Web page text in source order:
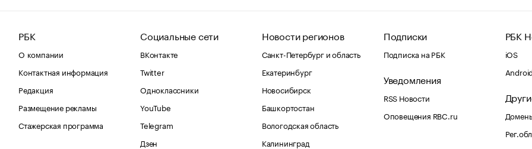
РБК
О компании
Контактная информация
Редакция
Размещение рекламы
Стажерская программа
Социальные сети
ВКонтакте
Twitter
Одноклассники
YouTube
Telegram
Дзен
Новости регионов
Санкт-Петербург и область
Екатеринбург
Новосибирск
Башкортостан
Вологодская область
Калининград
Подписки
Подписка на РБК
Уведомления
RSS Новости
Оповещения RBC.ru
РБК
iOS